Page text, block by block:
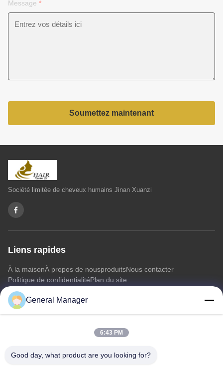
Message *
Soumettez maintenant
Société limitée de cheveux humains Jinan Xuanzi
Liens rapides
À la maisonÀ propos de nousproduitsNous contacter
Politique de confidentialitéPlan du site
Nous contacter
Adresse: Rue Xingfu, district de Licheng, ville de Jinan,
General Manager
6:43 PM
Good day, what product are you looking for?